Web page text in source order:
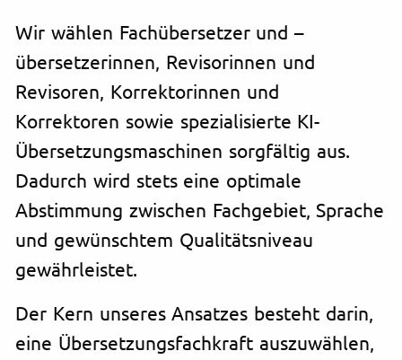
Wir wählen Fachübersetzer und –
übersetzerinnen, Revisorinnen und
Revisoren, Korrektorinnen und
Korrektoren sowie spezialisierte KI-
Übersetzungsmaschinen sorgfältig aus.
Dadurch wird stets eine optimale
Abstimmung zwischen Fachgebiet, Sprache
und gewünschtem Qualitätsniveau
gewährleistet.
Der Kern unseres Ansatzes besteht darin,
eine Übersetzungsfachkraft auszuwählen,